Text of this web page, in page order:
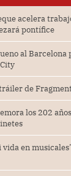
acelera
pontífice
al Barcelona
de
los 202
en